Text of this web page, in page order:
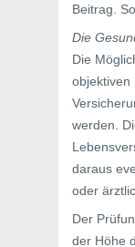
Beitrag.
Die
Die
objektiven
werden.
daraus
oder
Der
der Höhe